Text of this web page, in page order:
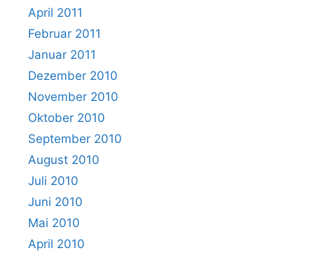
April 2011
Februar 2011
Januar 2011
Dezember 2010
November 2010
Oktober 2010
September 2010
August 2010
Juli 2010
Juni 2010
Mai 2010
April 2010